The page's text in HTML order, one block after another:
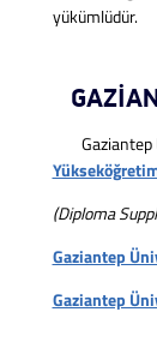
yükümlüdür.
Gaziantep
(Diploma
Gaziantep
Gaziantep